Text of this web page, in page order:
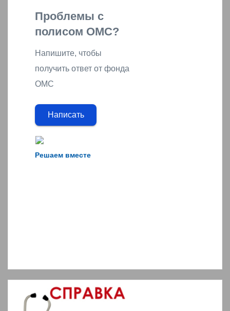
Решаем вместе
Проблемы с
полисом ОМС?
Напишите, чтобы
получить ответ от фонда
ОМС
Написать